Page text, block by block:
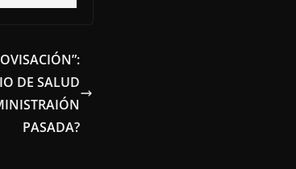
DE SALUD
PASADA?